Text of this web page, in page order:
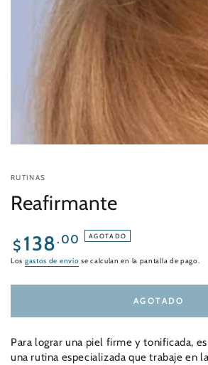
RUTINAS
Reafirmante
Precio
regular
$ 138.00 AGOTADO
Los gastos de envío se calculan en la pantalla de pago.
AGOTADO
Para lograr una piel firme y tonificada,
una rutina especializada que trabaje en